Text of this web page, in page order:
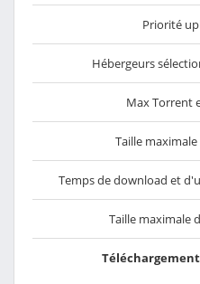
Priorité
Hébergeurs
Max Torrent
Taille
Temps de download et
Taille maximale